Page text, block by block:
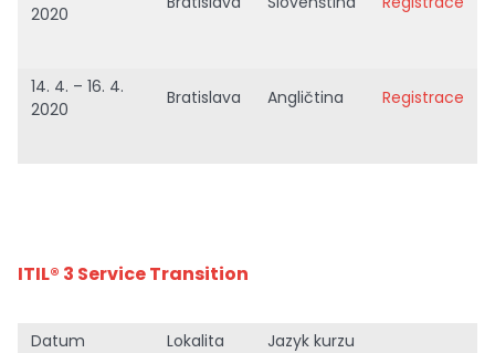
2020
14. 4. – 16. 4.
2020
Bratislava Angličtina Registrace
ITIL® 3 Service Transition
Datum Lokalita Jazyk kurzu